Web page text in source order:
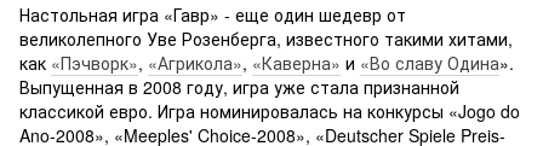
Настольная игра «Гавр» - еще один шедевр от
великолепного Уве Розенберга, известного такими хитами,
как «Пэчворк», «Агрикола», «Каверна» и «Во славу Одина».
Выпущенная в 2008 году, игра уже стала признанной
классикой евро. Игра номинировалась на конкурсы «Jogo do
Ano-2008», «Meeples' Choice-2008», «Deutscher Spiele Preis-